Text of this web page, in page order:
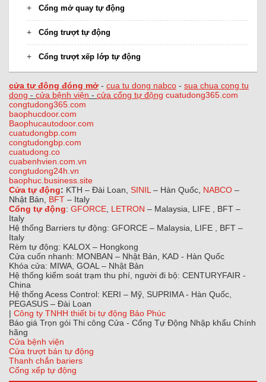
Cổng mở quay tự động
Cổng trượt tự động
Cổng trượt xếp lớp tự động
cửa tự động đóng mở - cua tu dong nabco - sua chua cong tu
dong - cửa bệnh viện - cửa cổng tự động cuatudong365.com
congtudong365.com
baophucdoor.com
Baophucautodoor.com
cuatudongbp.com
congtudongbp.com
cuatudong.co
cuabenhvien.com.vn
congtudong24h.vn
baophuc.business.site
Cửa tự động: KTH – Đài Loan, SINIL – Hàn Quốc, NABCO –
Nhật Bản, BFT – Italy
Cổng tự động: GFORCE LETRON – Malaysia, LIFE , BFT –
Italy
Hệ thống Barriers tự động: GFORCE – Malaysia, LIFE , BFT –
Italy
Rèm tự động: KALOX – Hongkong
Cửa cuốn nhanh: MONBAN – Nhật Bản, KAD - Hàn Quốc
Khóa cửa: MIWA, GOAL – Nhật Bản
Hệ thống kiểm soát trạm thu phí, người đi bộ: CENTURYFAIR -
China
Hệ thống Acess Control: KERI – Mỹ, SUPRIMA - Hàn Quốc,
PEGASUS – Đài Loan
| Công ty TNHH thiết bị tự động Bảo Phúc
Báo giá Trọn gói Thi công Cửa - Cổng Tự Động Nhập khẩu Chính
hãng
Cửa bệnh viện
Cửa trượt bán tự động
Thanh chắn bariers
Cổng xếp tự động